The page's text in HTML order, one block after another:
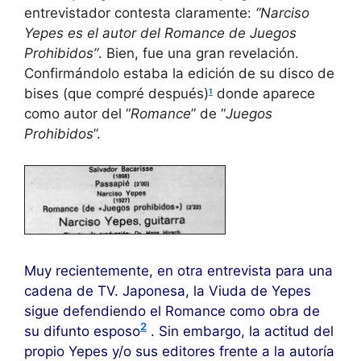
entrevistador contesta claramente: “Narciso
Yepes es el autor del Romance de Juegos
Prohibidos”. Bien, fue una gran revelación.
Confirmándolo estaba la edición de su disco de
bises (que compré después)1
donde aparece
como autor del “Romance” de “Juegos
Prohibidos”.
Muy recientemente, en otra entrevista para una
cadena de TV. Japonesa, la Viuda de Yepes
sigue defendiendo el Romance como obra de
su difunto esposo2 . Sin embargo, la actitud del
propio Yepes y/o sus editores frente a la autoría